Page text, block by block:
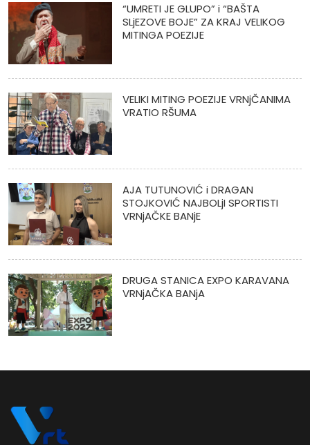
“UMRETI JE GLUPO” i “BAŠTA
SLjEZOVE BOJE” ZA KRAJ VELIKOG
MITINGA POEZIJE
VELIKI MITING POEZIJE VRNjČANIMA
VRATIO RŠUMA
AJA TUTUNOVIĆ i DRAGAN
STOJKOVIĆ NAJBOLjI SPORTISTI
VRNjAČKE BANjE
DRUGA STANICA EXPO KARAVANA
VRNjAČKA BANjA